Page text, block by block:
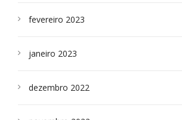
fevereiro 2023
janeiro 2023
dezembro 2022